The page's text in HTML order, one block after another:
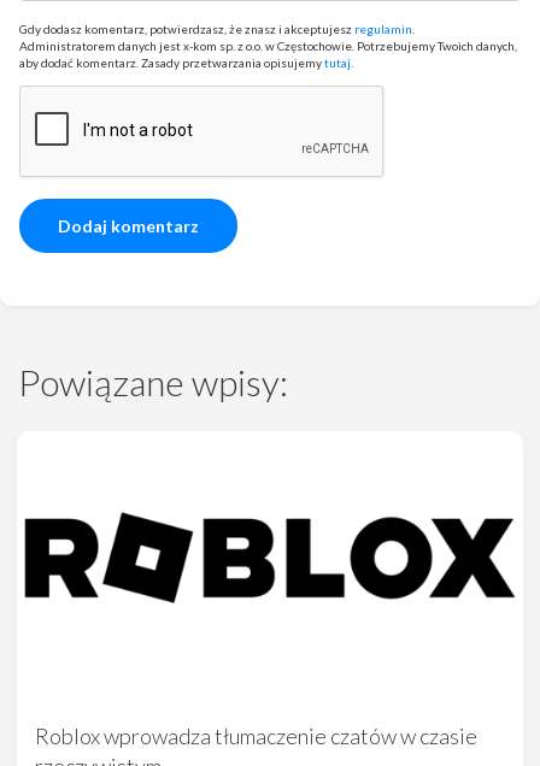
Gdy dodasz komentarz, potwierdzasz, że znasz i akceptujesz regulamin
Administratorem danych jest x-kom sp. z o.o. w Częstochowie. Potrzebujemy Twoich danych,
aby dodać komentarz. Zasady przetwarzania opisujemytutaj
Powiązane wpisy:
Roblox wprowadza tłumaczenie czatów w czasie